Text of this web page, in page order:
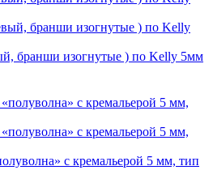
бранши изогнутые ) по Kelly 5мм
с кремальерой 5 мм, тип